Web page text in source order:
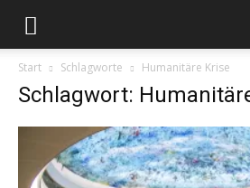
Start Schlagworte Humanitäre Krise
Schlagwort: